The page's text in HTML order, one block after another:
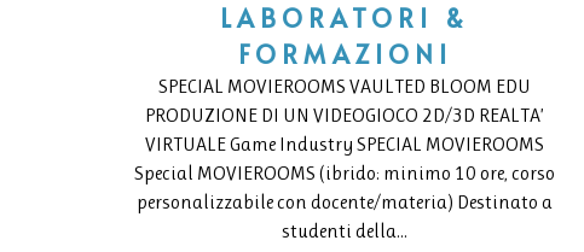
LABORATORI &
FORMAZIONI
SPECIAL MOVIEROOMS VAULTED BLOOM EDU
PRODUZIONE DI UN VIDEOGIOCO 2D/3D REALTA’
VIRTUALE Game Industry SPECIAL MOVIEROOMS
Special MOVIEROOMS (ibrido: minimo 10 ore, corso
personalizzabile con docente/materia) Destinato a
studenti della…